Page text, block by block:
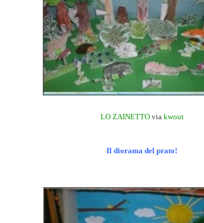
LO ZAINETTOvia kwout
Il diorama del prato!